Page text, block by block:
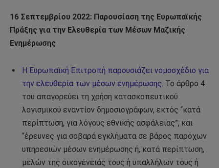
16 Σεπτεμβρίου 2022: Παρουσίαση της Ευρωπαϊκής
Πράξης για την Ελευθερία των Μέσων Μαζικής
Ενημέρωσης
Η Ευρωπαϊκή Επιτροπή παρουσιάζει νομοσχέδιο για
την ελευθερία των μέσων ενημέρωσης. Το άρθρο 4
του απαγορεύει τη χρήση κατασκοπευτικού
λογισμικού εναντίον δημοσιογράφων, εκτός “κατά
περίπτωση, για λόγους εθνικής ασφάλειας”, και
“έρευνες για σοβαρά εγκλήματα σε βάρος παρόχων
υπηρεσιών μέσων ενημέρωσης ή, κατά περίπτωση,
μελών της οικογένειάς τους ή υπαλλήλων τους ή